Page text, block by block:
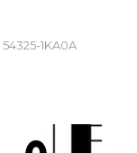
54325-1KA0A